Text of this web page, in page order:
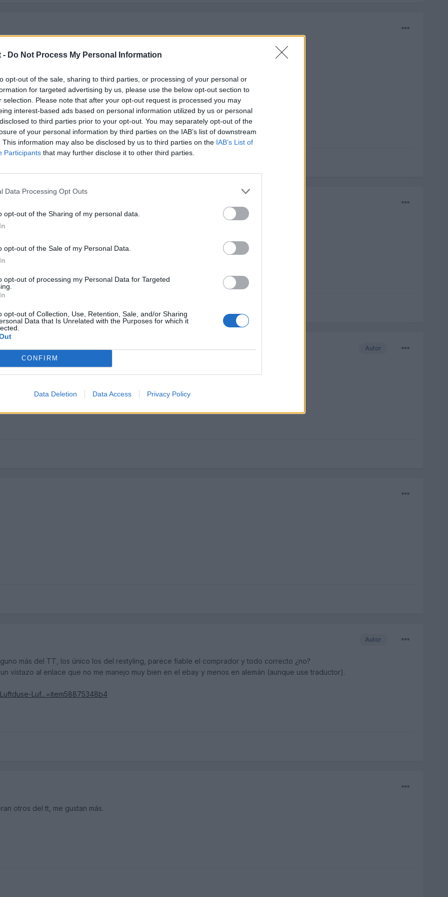
- Do Not Process My Personal Information
opt-out of the sale, sharing to third parties, or processing of your personal or
for targeted advertising by us, please use the below opt-out section to
selection. Please note that after your opt-out request is processed you may
interest-based ads based on personal information utilized by us or personal
to third parties prior to your opt-out. You may separately opt-out of the
of your personal information by third parties on the IAB’s list of downstream
This information may also be disclosed by us to third parties on the IAB’s List of
Participants that may further disclose it to other third parties.
Data Processing Opt Outs
opt-out of the Sharing of my personal data.
opt-out of the Sale of my Personal Data.
opt-out of processing my Personal Data for Targeted
opt-out of Collection, Use, Retention, Sale, and/or Sharing
Data that Is Unrelated with the Purposes for which it
CONFIRM
Data Deletion Data Access Privacy Policy
mk2 y quedan perfectos, salu2.
parece q sólo vende un aireador.
enun conducto de aire deAudi TTS Roadster.( TRADUCCIÓN)
Autor
y solo vende uno.
Autor
más del TT, los único los del restyling, parece fiable el comprador y todo correcto ¿no?
vistazo al enlace que no me manejo muy bien en el ebay y menos en alemán (aunque use traductor).
Luf...=item58875348b4
otros del tt, me gustan más.